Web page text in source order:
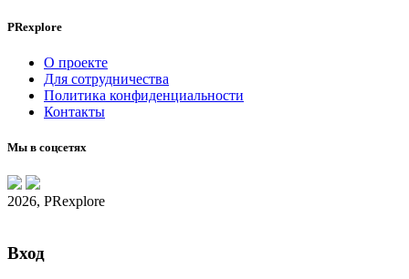
PRexplore
О проекте
Для сотрудничества
Политика конфиденциальности
Контакты
Мы в соцсетях
2026, PRexplore
Вход